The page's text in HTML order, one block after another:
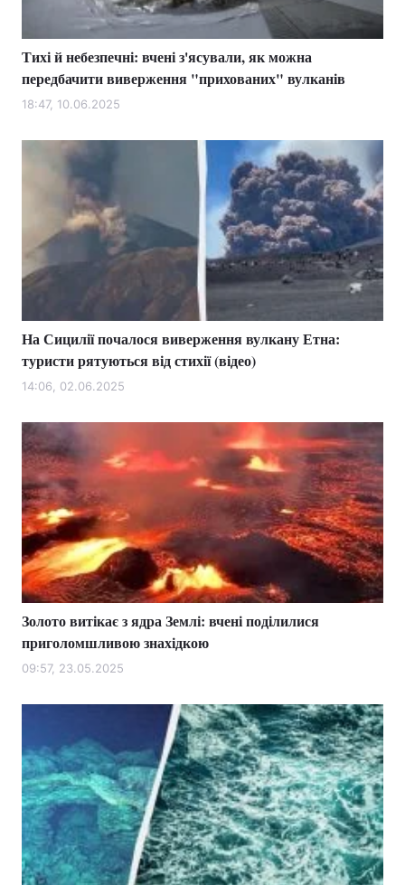
Тихі й небезпечні: вчені з'ясували, як можна
передбачити виверження "прихованих" вулканів
18:47, 10.06.2025
На Сицилії почалося виверження вулкану Етна:
туристи рятуються від стихії (відео)
14:06, 02.06.2025
Золото витікає з ядра Землі: вчені поділилися
приголомшливою знахідкою
09:57, 23.05.2025